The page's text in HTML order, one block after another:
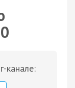
канале: